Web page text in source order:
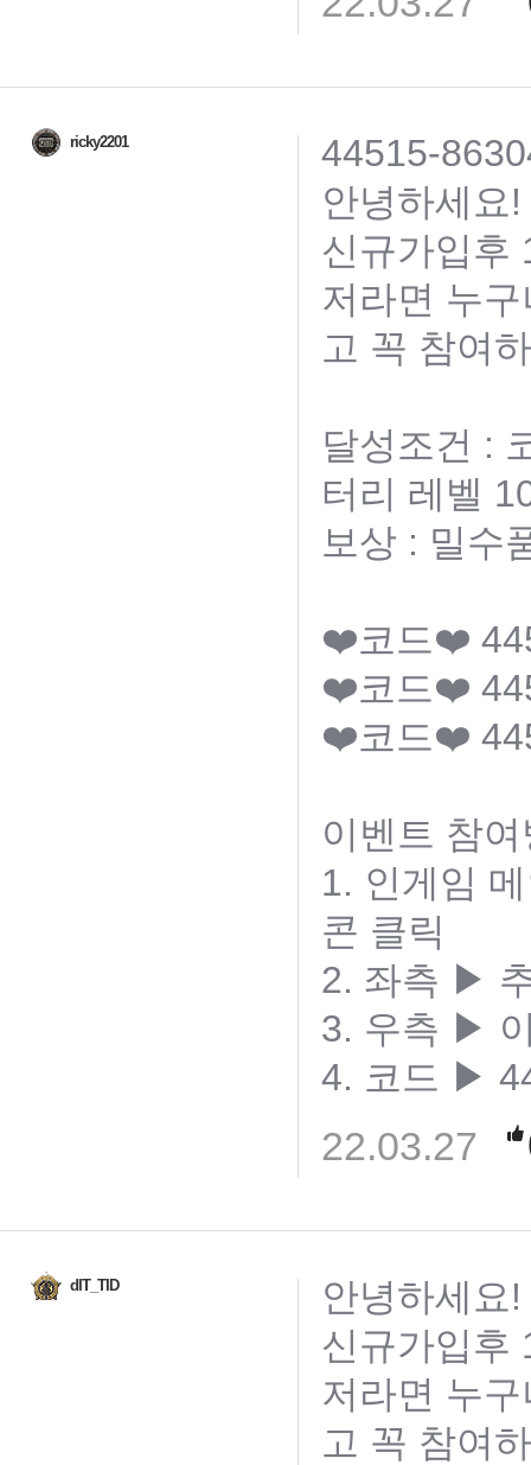
ricky2201
44515-
안녕하세요!
신규가입후
저라면 누
고 꼭 참여
달성조건 :
터리 레벨
보상 : 밀수
❤️코드❤️
❤️코드❤️
❤️코드❤️
이벤트 참
1. 인게임
콘 클릭
2. 좌측 ▶
3. 우측 ▶
4. 코드 ▶
22.03.27
dIT_TID
안녕하세요!
신규가입후
저라면 누
고 꼭 참여